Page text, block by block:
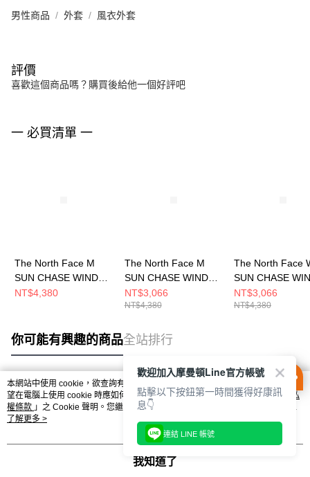
男性商品 外套 風衣外套
評價
喜歡這個商品嗎？購買後給他一個好評吧
一 必買清單 一
The North Face M
SUN CHASE WIND
JACKET - AP 男 風衣
NT$4,380
The North Face M
SUN CHASE WIND
JACKET - AP 男 風衣
外套 NF0A87VYLFW
NT$3,066
NT$4,380
The North Face
SUN CHASE
JACKET- AP 女
外套
NT$3,066
NT$4,380
你可能有興趣的商品全站排行
熱門標籤
本網站中使用 cookie，欲查詢有關本網站使用 cookie 方式之詳情，及若您不希
望在電腦上使用 cookie 時應如何變更電腦的 cookie 設定，請參閱本網站「
隱私
權條款 」之 Cookie 聲明。您繼續使用本網站即表示您同意本公司得按本網站使
用條款之 Cookie 聲明使用 cookie。
了解更多 >
我知道了
歡迎加入摩曼頓Line官方帳號
點擊以下按鈕第一時間獲得好康訊
息👇
連結 LINE 帳號